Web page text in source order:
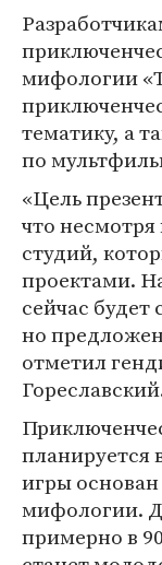
мифологии
тематику, а
по
«Цель
что несмотря
студий,
проектами.
сейчас
но
отметил
планируется
игры основан
мифологии.
примерно в